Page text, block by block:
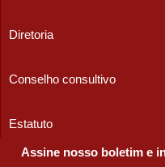
Diretoria
Conselho consultivo
Estatuto
Assine nosso boletim e